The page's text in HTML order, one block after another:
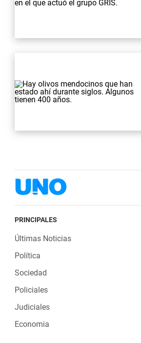
PRINCIPALES
Últimas Noticias
Política
Sociedad
Policiales
Judiciales
Economia